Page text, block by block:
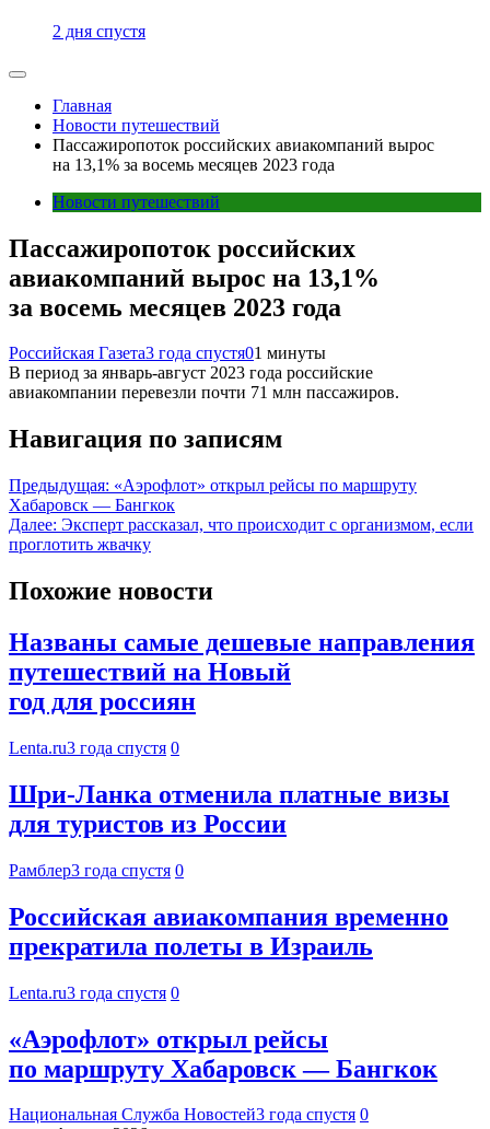
2 дня спустя
Главная
Новости путешествий
Пассажиропоток российских авиакомпаний вырос
на 13,1% за восемь месяцев 2023 года
Новости путешествий
Пассажиропоток российских
авиакомпаний вырос на 13,1%
за восемь месяцев 2023 года
Российская Газета3 года спустя01 минуты
В период за январь-август 2023 года российские
авиакомпании перевезли почти 71 млн пассажиров.
Навигация по записям
Предыдущая: «Аэрофлот» открыл рейсы по маршруту
Хабаровск — Бангкок
Далее: Эксперт рассказал, что происходит с организмом, если
проглотить жвачку
Похожие новости
Названы самые дешевые направления
путешествий на Новый
год для россиян
Lenta.ru3 года спустя 0
Шри-Ланка отменила платные визы
для туристов из России
Рамблер3 года спустя 0
Российская авиакомпания временно
прекратила полеты в Израиль
Lenta.ru3 года спустя 0
«Аэрофлот» открыл рейсы
по маршруту Хабаровск — Бангкок
Национальная Служба Новостей3 года спустя 0